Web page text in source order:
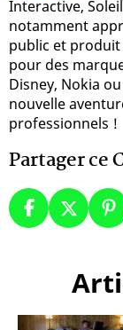
Interactive,
notamment
public et
pour des
Disney, Nokia
nouvelle
professionnels !
Partager ce